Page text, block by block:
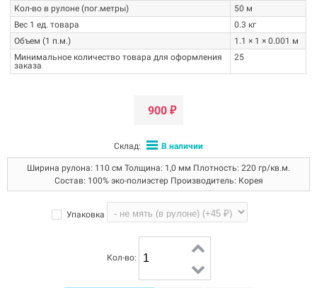
Кол-во в рулоне (пог.метры)
50 м
Вес 1 ед. товара
0.3 кг
Объем (1 п.м.)
1.1 × 1 × 0.001 м
Минимальное количество товара для оформления
заказа
25
900 ₽
Склад: В наличии
Ширина рулона: 110 см Толщина: 1,0 мм Плотность: 220 гр/кв.м.
Состав: 100% эко-полиэстер Производитель: Корея
Упаковка
Кол-во: